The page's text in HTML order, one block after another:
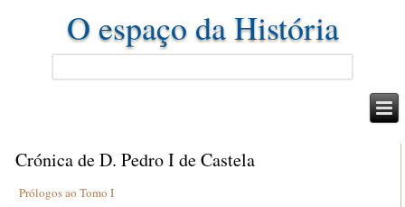
O espaço da História
Crónica de D. Pedro I de Castela
Prólogos ao Tomo I